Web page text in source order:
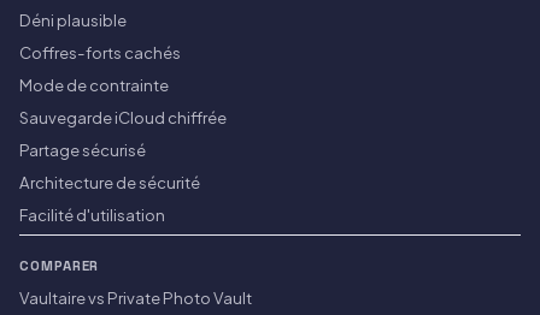
Déni plausible
Coffres-forts cachés
Mode de contrainte
Sauvegarde iCloud chiffrée
Partage sécurisé
Architecture de sécurité
Facilité d'utilisation
COMPARER
Vaultaire vs Private Photo Vault